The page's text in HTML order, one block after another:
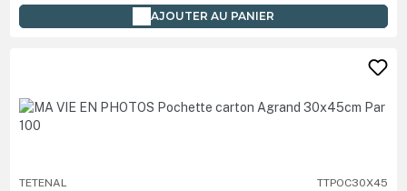
AJOUTER AU PANIER
TETENAL TTPOC30X45